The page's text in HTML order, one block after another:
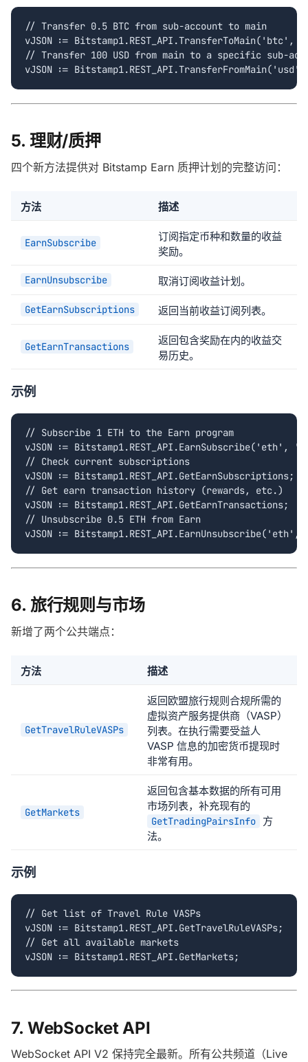
// Transfer 0.5 BTC from sub-account to main
vJSON :=
// Transfer 100 USD from main to a specific sub-
vJSON :=
5. 理财/质押
四个新方法提供对 Bitstamp Earn 质押计划的完整访问：
方法 描述
EarnSubscribe
订阅指定币种和数量的收益
奖励。
EarnUnsubscribe 取消订阅收益计划。
GetEarnSubscriptions 返回当前收益订阅列表。
GetEarnTransactions
返回包含奖励在内的收益交
易历史。
示例
// Subscribe 1 ETH to the Earn program
vJSON := Bitstamp1.REST_API.EarnSubscribe('eth',
// Check current subscriptions
vJSON := Bitstamp1.REST_API.GetEarnSubscriptions;
// Get earn transaction history (rewards, etc.)
vJSON := Bitstamp1.REST_API.GetEarnTransactions;
// Unsubscribe 0.5 ETH from Earn
vJSON :=
6. 旅行规则与市场
新增了两个公共端点：
方法 描述
GetTravelRuleVASPs
返回欧盟旅行规则合规所需的
虚拟资产服务提供商（VASP）
列表。在执行需要受益人
VASP 信息的加密货币提现时
非常有用。
GetMarkets
返回包含基本数据的所有可用
市场列表，补充现有的
GetTradingPairsInfo
方
法。
示例
// Get list of Travel Rule VASPs
vJSON := Bitstamp1.REST_API.GetTravelRuleVASPs;
// Get all available markets
vJSON := Bitstamp1.REST_API.GetMarkets;
7. WebSocket API
WebSocket API V2 保持完全最新。所有公共频道（Live